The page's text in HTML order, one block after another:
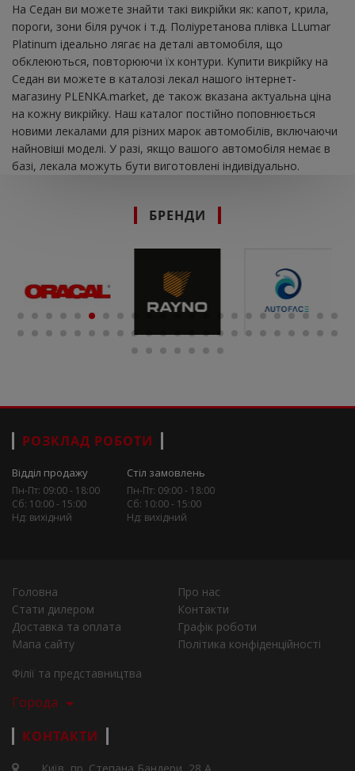
На Седан ви можете знайти такі викрійки як: капот, крила,
пороги, зони біля ручок і т.д. Поліуретанова плівка LLumar
Platinum ідеально лягає на деталі автомобіля, що
обклеюються, повторюючи їх контури. Купити викрійку на
Седан ви можете в каталозі лекал нашого інтернет-
магазину PLENKA.market, де також вказана актуальна ціна
на кожну викрійку. Наш каталог постійно поповнюється
новими лекалами для різних марок автомобілів, включаючи
найновіші моделі. У разі, якщо вашого автомобіля немає в
базі, лекала можуть бути виготовлені індивідуально.
БРЕНДИ
РОЗКЛАД РОБОТИ
Відділ продажу
Пн-Пт: 09:00 - 18:00
Сб: 10:00 - 15:00
Нд: вихідний
Стіл замовлень
Пн-Пт: 09:00 - 18:00
Сб: 10:00 - 15:00
Нд: вихідний
Головна
Про нас
Стати дилером
Контакти
Доставка та оплата
Графік роботи
Мапа сайту
Політика конфіденційності
Філії та представництва
Города
КОНТАКТИ